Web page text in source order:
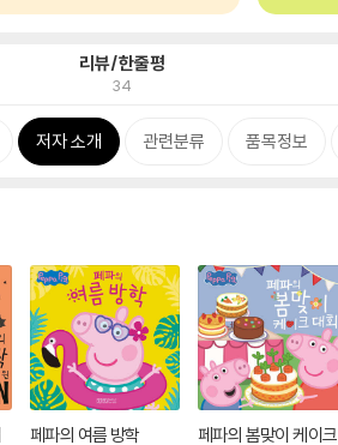
리뷰/한줄평
34
저자 소개 관련분류 품목정보
페파의 여름 방학
페파의 봄맞이 케이크